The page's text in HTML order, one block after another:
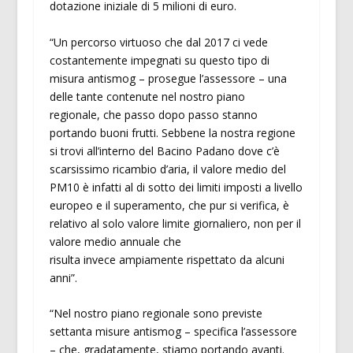
dotazione iniziale di 5 milioni di euro.
“Un percorso virtuoso che dal 2017 ci vede
costantemente impegnati su questo tipo di
misura antismog – prosegue l’assessore – una
delle tante contenute nel nostro piano
regionale, che passo dopo passo stanno
portando buoni frutti. Sebbene la nostra regione
si trovi all’interno del Bacino Padano dove c’è
scarsissimo ricambio d’aria, il valore medio del
PM10 è infatti al di sotto dei limiti imposti a livello
europeo e il superamento, che pur si verifica, è
relativo al solo valore limite giornaliero, non per il
valore medio annuale che
risulta invece ampiamente rispettato da alcuni
anni”.
“Nel nostro piano regionale sono previste
settanta misure antismog – specifica l’assessore
– che, gradatamente, stiamo portando avanti.